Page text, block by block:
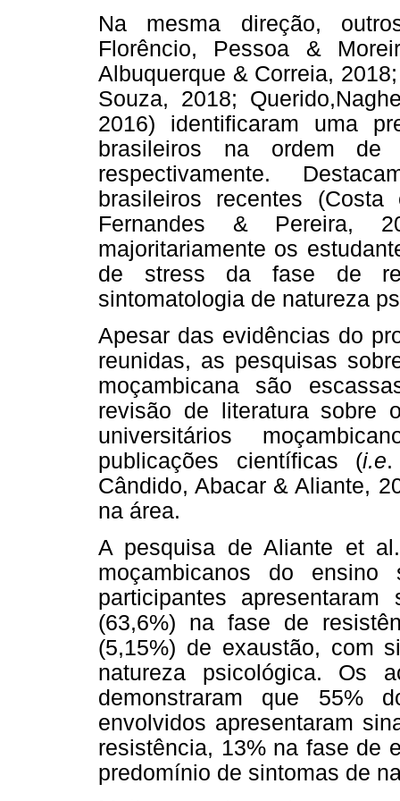
Na mesma direção,
Florêncio, Pessoa &
Albuquerque & Correia,
Souza, 2018;
2016) identificaram uma
brasileiros na ordem de
respectivamente.
brasileiros recentes
Fernandes & Pereira,
majoritariamente os
de stress da fase de
sintomatologia de natureza
Apesar das evidências do
reunidas, as pesquisas
moçambicana são
revisão de literatura sobre
universitários
publicações científicas (i.e
Cândido, Abacar & Aliante,
na área.
A pesquisa de Aliante et
moçambicanos do
participantes
(63,6%) na fase de
(5,15%) de exaustão, com
natureza psicológica. Os
demonstraram que 55%
envolvidos apresentaram
resistência, 13% na fase de
predomínio de sintomas de